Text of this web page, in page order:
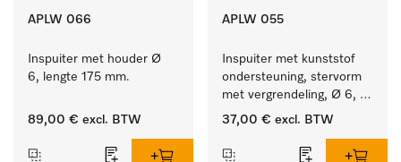
APLW 066
Inspuiter met houder Ø
6, lengte 175 mm.
89,00 € excl. BTW
APLW 055
Inspuiter met kunststof
ondersteuning, stervorm
met vergrendeling, Ø 6,
lengte 175 mm.
37,00 € excl. BTW